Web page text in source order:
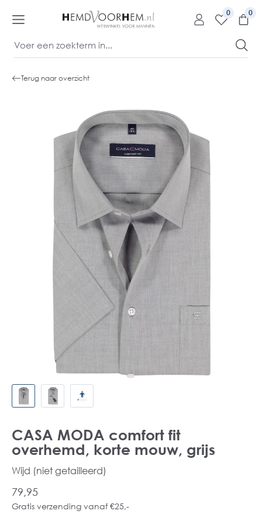
0
Terug naar overzicht
CASA MODA comfort fit
overhemd, korte mouw, grijs
Wijd (niet getailleerd)
79,95
Gratis verzending vanaf €25,-